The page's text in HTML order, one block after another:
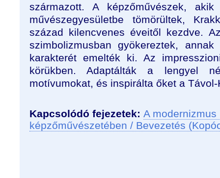
származott. A képzőművészek,
művészegyesületbe tömörültek,
század kilencvenes éveitől kezdve.
szimbolizmusban gyökereztek,
karakterét emelték ki. Az
körükben. Adaptálták a lengyel
motívumokat, és inspirálta őket a
Kapcsolódó fejezetek: A
képzőművészetében / Bevezetés